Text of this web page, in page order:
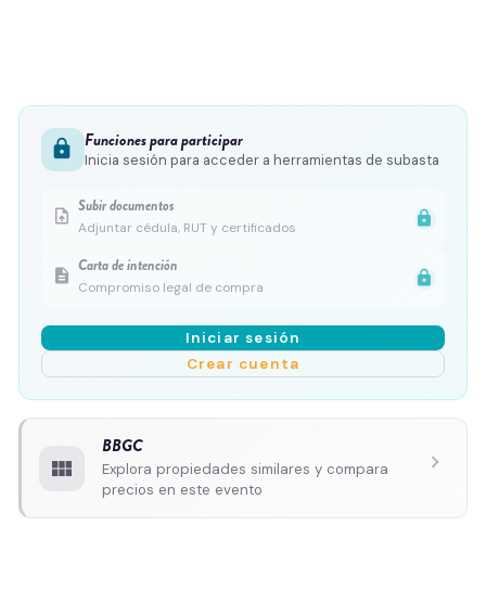
lock Funciones para participar
Inicia sesión para acceder a herramientas de subasta
upload_file Subir documentos
Adjuntar cédula, RUT y certificados
lock
description Carta de intención
Compromiso legal de compra
lock
Iniciar sesión
Crear cuenta
view_module
BBGC
Explora propiedades similares y compara
precios en este evento
chevron_right